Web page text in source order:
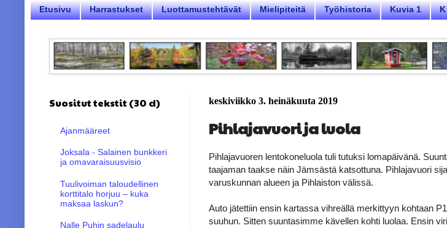
Etusivu Harrastukset Luottamustehtävät Mielipiteitä Työhistoria Kuvia 1
keskiviikko 3. heinäkuuta 2019
Pihlajavuori ja luola
Pihlajavuoren lentokoneluola tuli tutuksi lomapäivänä.
taajaman taakse näin Jämsästä katsottuna. Pihlajavuori
varuskunnan alueen ja Pihlaiston välissä.
Auto jätettiin ensin kartassa vihreällä merkittyyn kohtaan
suuhun. Sitten suuntasimme kävellen kohti luolaa. Ensin
Suositut tekstit (30 d)
Ajanmääreet
Joksala - Salainen bunkkeri
ja omavaraisuusvisio
Tuulivoiman taloudellinen
korttitalo horjuu – kuka
maksaa laskun?
Nalle Puhin sadelaulu